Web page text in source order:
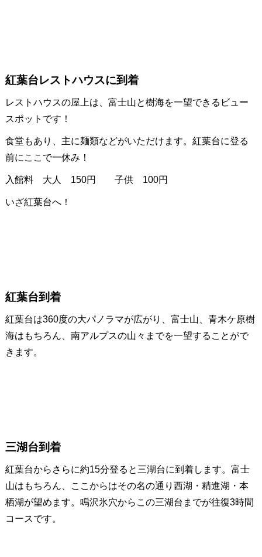
紅葉台レストハウスに到着
レストハウスの屋上は、富士山と樹海を一望できるビュー
スポットです！
食堂もあり、主に麺類などがいただけます。紅葉台に登る
前にここで一休み！
入館料 大人 150円 子供 100円
いざ紅葉台へ！
紅葉台到着
紅葉台は360度の大パノラマが広がり、富士山、青木ケ原樹
海はもちろん、南アルプスの山々までを一望することがで
きます。
三湖台到着
紅葉台からさらに約15分登ると三湖台に到着します。富士
山はもちろん、ここからはその名の通り西湖・精進湖・本
栖湖が望めます。鳴沢氷穴からこの三湖台までが往復3時間
コースです。